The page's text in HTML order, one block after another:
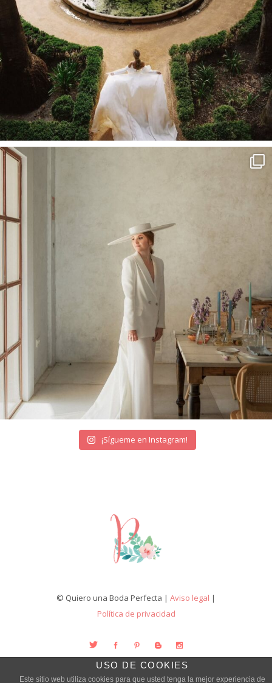
¡Sígueme en Instagram!
© Quiero una Boda Perfecta | Aviso legal |
Política de privacidad
USO DE COOKIES
Este sitio web utiliza cookies para que usted tenga la mejor experiencia de